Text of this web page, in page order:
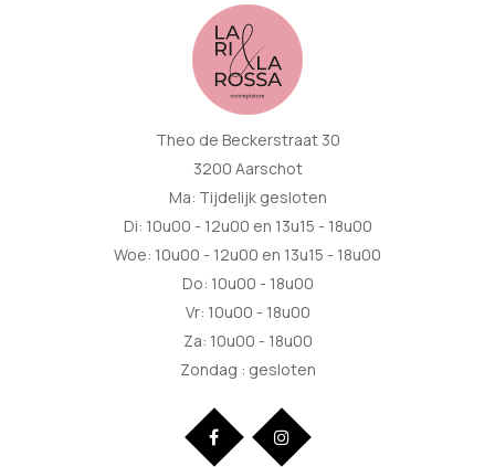
Theo de Beckerstraat 30
3200 Aarschot
Ma: Tijdelijk gesloten
Di: 10u00 - 12u00 en 13u15 - 18u00
Woe: 10u00 - 12u00 en 13u15 - 18u00
Do: 10u00 - 18u00
Vr: 10u00 - 18u00
Za: 10u00 - 18u00
Zondag : gesloten